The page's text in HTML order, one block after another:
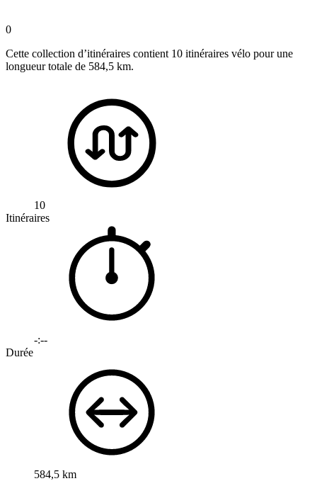
0
Cette collection d’itinéraires contient 10 itinéraires vélo pour une
longueur totale de 584,5 km.
10
Itinéraires
-:--
Durée
584,5 km